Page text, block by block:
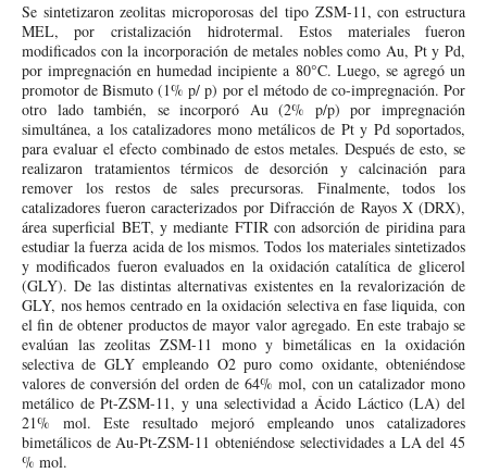
Se sintetizaron zeolitas microporosas del tipo ZSM-11, con estructura
MEL, por cristalización hidrotermal. Estos materiales fueron
modificados con la incorporación de metales nobles como Au, Pt y Pd,
por impregnación en humedad incipiente a 80°C. Luego, se agregó un
promotor de Bismuto (1% p/ p) por el método de co-impregnación. Por
otro lado también, se incorporó Au (2% p/p) por impregnación
simultánea, a los catalizadores mono metálicos de Pt y Pd soportados,
para evaluar el efecto combinado de estos metales. Después de esto, se
realizaron tratamientos térmicos de desorción y calcinación para
remover los restos de sales precursoras. Finalmente, todos los
catalizadores fueron caracterizados por Difracción de Rayos X (DRX),
área superficial BET, y mediante FTIR con adsorción de piridina para
estudiar la fuerza acida de los mismos. Todos los materiales sintetizados
y modificados fueron evaluados en la oxidación catalítica de glicerol
(GLY). De las distintas alternativas existentes en la revalorización de
GLY, nos hemos centrado en la oxidación selectiva en fase liquida, con
el fin de obtener productos de mayor valor agregado. En este trabajo se
evalúan las zeolitas ZSM-11 mono y bimetálicas en la oxidación
selectiva de GLY empleando O2 puro como oxidante, obteniéndose
valores de conversión del orden de 64% mol, con un catalizador mono
metálico de Pt-ZSM-11, y una selectividad a Ácido Láctico (LA) del
21% mol. Este resultado mejoró empleando unos catalizadores
bimetálicos de Au-Pt-ZSM-11 obteniéndose selectividades a LA del 45
% mol.